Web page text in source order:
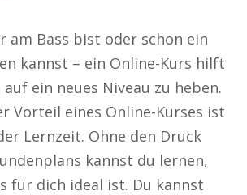
am Bass bist oder schon ein
kannst – ein Online-Kurs hilft
ein neues Niveau zu heben.
Vorteil eines Online-Kurses ist
Lernzeit. Ohne den Druck
kannst du lernen,
für dich ideal ist. Du kannst